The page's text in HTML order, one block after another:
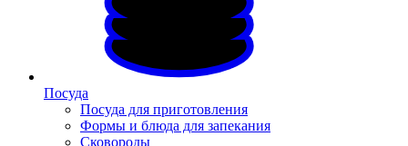
Посуда
Посуда для приготовления
Формы и блюда для запекания
Сковороды